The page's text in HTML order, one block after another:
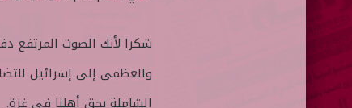
شكرا لأنك الصوت المرتفع
والعظمى إلى إسرائيل
الشاملة بحق أهلنا في غزة.